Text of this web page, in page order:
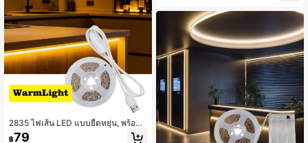
2835 ไฟเส้น LED แบบยืดหยุ่น, พร้อมตั
วควบคุมปุ่ม 501, ใช้พลังงาน USB - เห
฿79